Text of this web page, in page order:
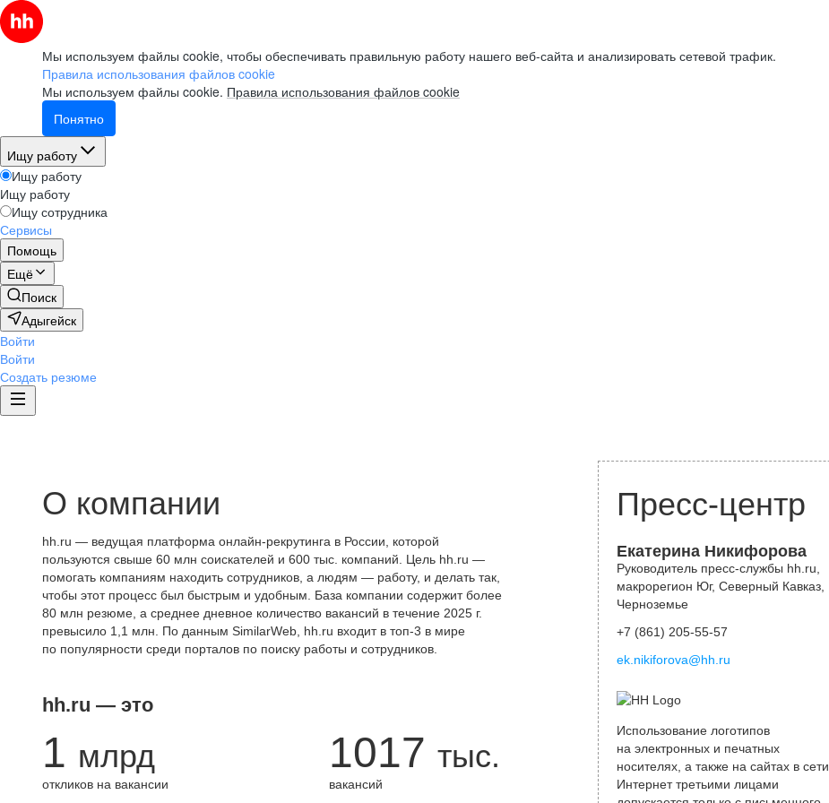
Мы используем файлы cookie, чтобы обеспечивать правильную работу нашего веб-сайта и анализировать сетевой трафик.
Правила использования файлов cookie
Мы используем файлы cookie. Правила использования файлов cookie
Понятно
Ищу работу
Ищу работу
Ищу работу
Ищу сотрудника
Сервисы
Помощь
Ещё
Поиск
Адыгейск
Войти
Войти
Создать резюме
О компании
hh.ru — ведущая платформа онлайн-рекрутинга в России, которой
пользуются свыше 60 млн соискателей и 600 тыс. компаний. Цель hh.ru —
помогать компаниям находить сотрудников, а людям — работу, и делать так,
чтобы этот процесс был быстрым и удобным. База компании содержит более
80 млн резюме, а среднее дневное количество вакансий в течение 2025 г.
превысило 1,1 млн. По данным SimilarWeb, hh.ru входит в топ-3 в мире
по популярности среди порталов по поиску работы и сотрудников.
hh.ru — это
1 млрд
откликов на вакансии
1017 тыс.
вакансий
Пресс-центр
Екатерина Никифорова
Руководитель пресс-службы hh.ru,
макрорегион Юг, Северный Кавказ,
Черноземье
+7 (861) 205-55-57
ek.nikiforova@hh.ru
Использование логотипов
на электронных и печатных
носителях, а также на сайтах в сети
Интернет третьими лицами